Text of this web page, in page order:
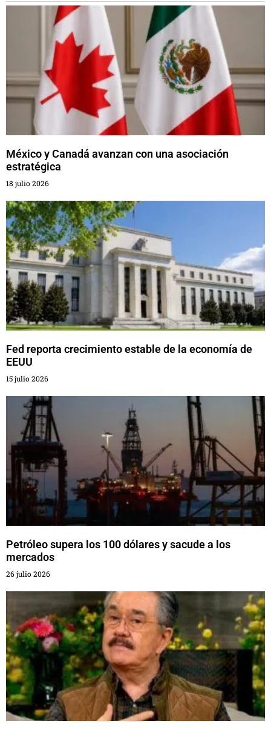
México y Canadá avanzan con una asociación
estratégica
18 julio 2026
Fed reporta crecimiento estable de la economía de
EEUU
15 julio 2026
Petróleo supera los 100 dólares y sacude a los
mercados
26 julio 2026